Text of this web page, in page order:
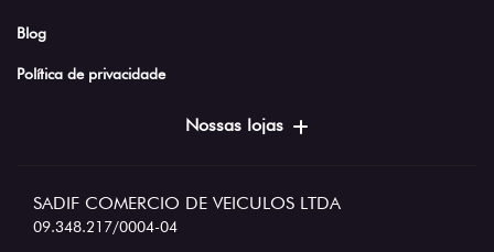
Blog
Política de privacidade
Nossas lojas
SADIF COMERCIO DE VEICULOS LTDA
09.348.217/0004-04